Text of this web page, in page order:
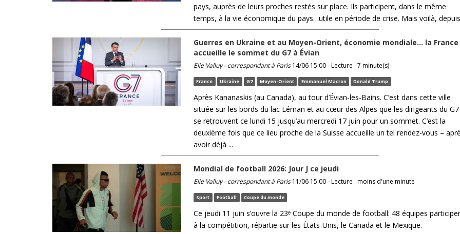
pays, auprès de leurs proches restés sur place. Ils participent, dans le même
temps, à la vie économique du pays…utile en période de crise. Mais voilà,
Guerres en Ukraine et au Moyen-Orient, économie mondiale… la France
accueille le sommet du G7 à Évian
Elie Valluy - correspondant à Paris14/06 15:00 - Lecture : 7 minute(s)
France Ukraine G7 Moyen-Orient Emmanuel Macron Donald Trump
Après Kananaskis (au Canada), au tour d’Évian-les-Bains. C’est dans cette ville
située sur les bords du lac Léman et au cœur des Alpes que les dirigeants du G7
se retrouvent ce lundi 15 jusqu’au mercredi 17 juin pour un sommet. C’est la
deuxième fois que ce lieu proche de la Suisse accueille un tel rendez-vous –
avoir déjà ...
Mondial de football 2026: Jour J ce jeudi
Elie Valluy - correspondant à Paris11/06 15:00 - Lecture : moins d'une minute
Sport Football Coupe du monde
Ce jeudi 11 juin s’ouvre la 23ᵉ Coupe du monde de football: 48 équipes
à la compétition, répartie sur les États-Unis, le Canada et le Mexique.